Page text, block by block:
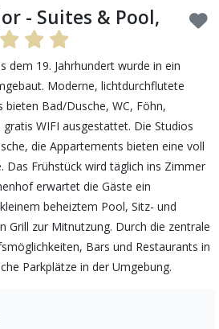
- Suites & Pool,
dem 19. Jahrhundert wurde in ein
Moderne, lichtdurchflutete
Bad/Dusche, WC, Föhn,
gratis WIFI ausgestattet. Die Studios
die Appartements bieten eine voll
Das Frühstück wird täglich ins Zimmer
erwartet die Gäste ein
beheiztem Pool, Sitz- und
Grill zur Mitnutzung. Durch die zentrale
Bars und Restaurants in
Parkplätze in der Umgebung.